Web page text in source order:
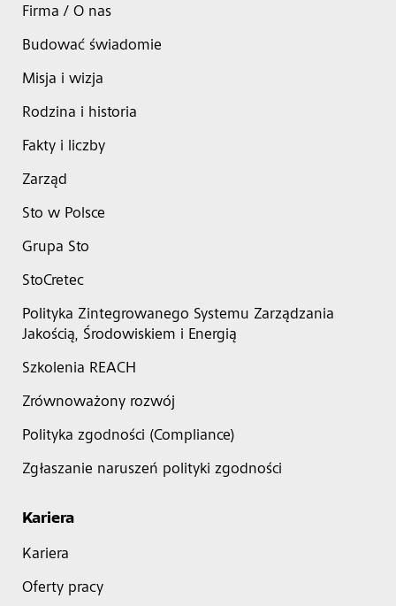
Firma / O nas
Budować świadomie
Misja i wizja
Rodzina i historia
Fakty i liczby
Zarząd
Sto w Polsce
Grupa Sto
StoCretec
Polityka Zintegrowanego Systemu Zarządzania
Jakością, Środowiskiem i Energią
Szkolenia REACH
Zrównoważony rozwój
Polityka zgodności (Compliance)
Zgłaszanie naruszeń polityki zgodności
Kariera
Kariera
Oferty pracy